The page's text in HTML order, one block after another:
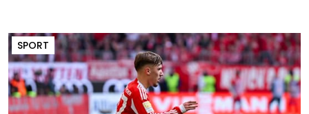
SPORT